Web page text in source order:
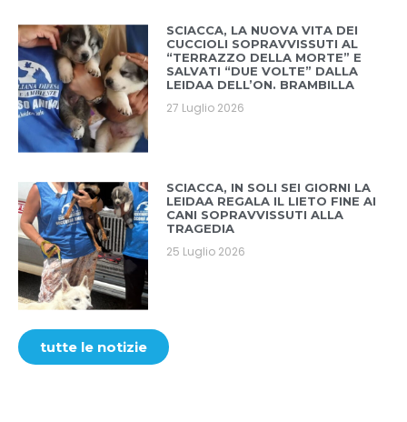
SCIACCA, LA NUOVA VITA DEI
CUCCIOLI SOPRAVVISSUTI AL
“TERRAZZO DELLA MORTE” E
SALVATI “DUE VOLTE” DALLA
LEIDAA DELL’ON. BRAMBILLA
27 Luglio 2026
SCIACCA, IN SOLI SEI GIORNI LA
LEIDAA REGALA IL LIETO FINE AI
CANI SOPRAVVISSUTI ALLA
TRAGEDIA
25 Luglio 2026
tutte le notizie